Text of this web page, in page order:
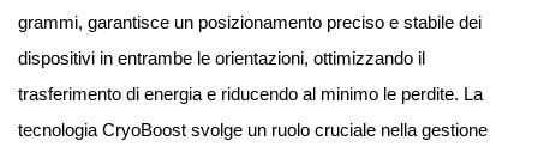
grammi, garantisce un posizionamento preciso e stabile dei
dispositivi in entrambe le orientazioni, ottimizzando il
trasferimento di energia e riducendo al minimo le perdite. La
tecnologia CryoBoost svolge un ruolo cruciale nella gestione